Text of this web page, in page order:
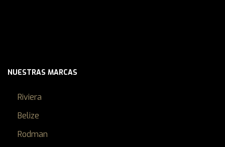
NUESTRAS MARCAS
Riviera
Belize
Rodman